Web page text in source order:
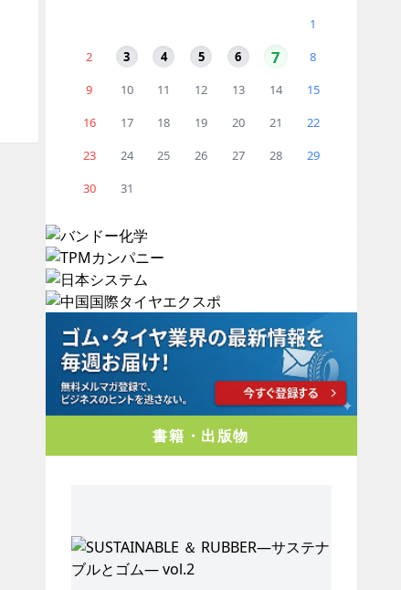
1
2
3 4 5 6 7
8
9
10 11 12 13 14
15
16
17 18 19 20 21
22
23
24 25 26 27 28
29
30
31
書籍・出版物